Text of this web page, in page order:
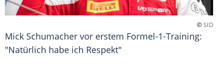
©SID
Mick Schumacher vor erstem Formel-1-Training:
"Natürlich habe ich Respekt"